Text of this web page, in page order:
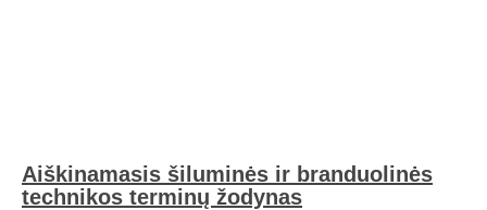
Aiškinamasis šiluminės ir branduolinės
technikos terminų žodynas